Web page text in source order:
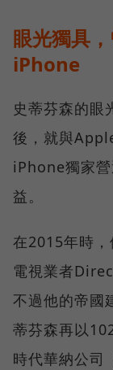
眼光獨具
iPhone
史蒂芬森的眼
後，就與
iPhone獨家
益。
在2015年時
電視業者
不過他的帝國
蒂芬森再以
時代華納公